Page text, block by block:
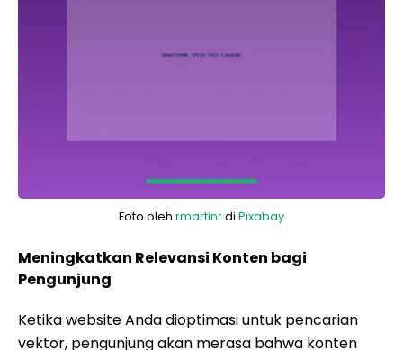
Foto oleh rmartinrdi Pixabay
Meningkatkan Relevansi Konten bagi
Pengunjung
Ketika website Anda dioptimasi untuk pencarian
vektor, pengunjung akan merasa bahwa konten